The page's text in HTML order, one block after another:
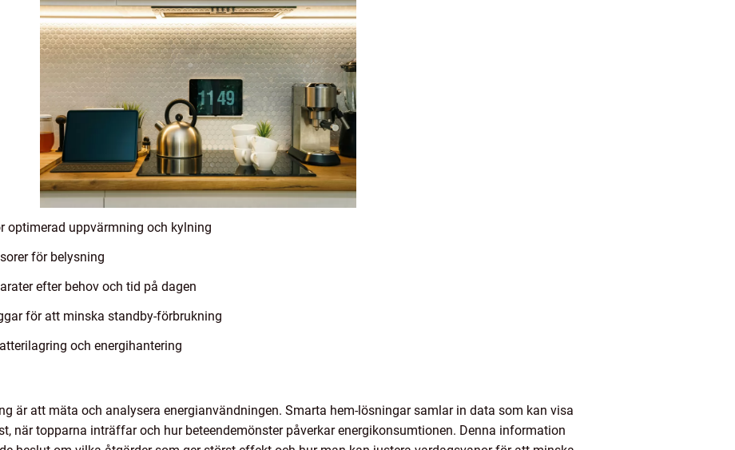
optimerad uppvärmning och kylning
för belysning
efter behov och tid på dagen
för att minska standby-förbrukning
och energihantering
är att mäta och analysera energianvändningen. Smarta hem-lösningar samlar in data som kan visa
när topparna inträffar och hur beteendemönster påverkar energikonsumtionen. Denna information